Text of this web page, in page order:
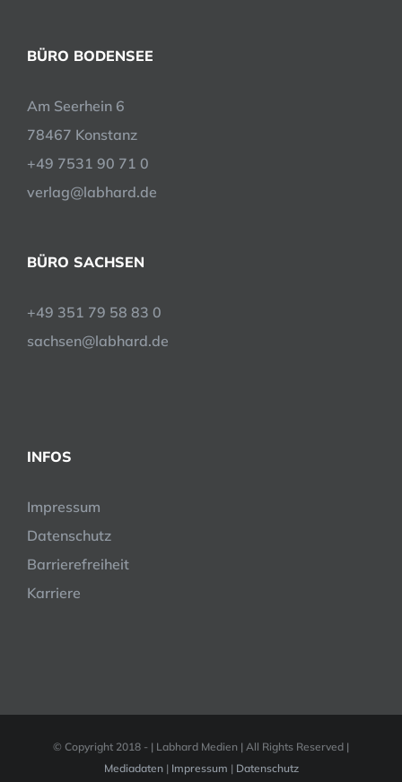
BÜRO BODENSEE
Am Seerhein 6
78467 Konstanz
+49 7531 90 71 0
verlag@labhard.de
BÜRO SACHSEN
+49 351 79 58 83 0
sachsen@labhard.de
INFOS
Impressum
Datenschutz
Barrierefreiheit
Karriere
© Copyright 2018 - | Labhard Medien | All Rights Reserved |
Mediadaten| Impressum | Datenschutz